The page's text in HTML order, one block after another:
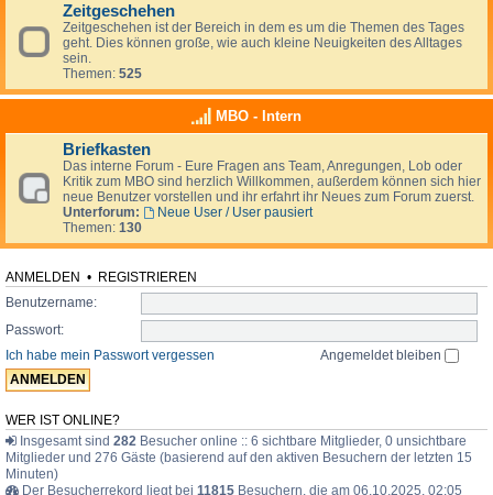
Zeitgeschehen
Zeitgeschehen ist der Bereich in dem es um die Themen des Tages
geht. Dies können große, wie auch kleine Neuigkeiten des Alltages
sein.
Themen: 525
MBO - Intern
Briefkasten
Das interne Forum - Eure Fragen ans Team, Anregungen, Lob oder
Kritik zum MBO sind herzlich Willkommen, außerdem können sich hier
neue Benutzer vorstellen und ihr erfahrt ihr Neues zum Forum zuerst.
Unterforum:
Neue User / User pausiert
Themen: 130
ANMELDEN • REGISTRIEREN
Benutzername:
Passwort:
Ich habe mein Passwort vergessen
Angemeldet bleiben
WER IST ONLINE?
Insgesamt sind 282 Besucher online :: 6 sichtbare Mitglieder, 0 unsichtbare
Mitglieder und 276 Gäste (basierend auf den aktiven Besuchern der letzten 15
Minuten)
Der Besucherrekord liegt bei 11815 Besuchern, die am 06.10.2025, 02:05